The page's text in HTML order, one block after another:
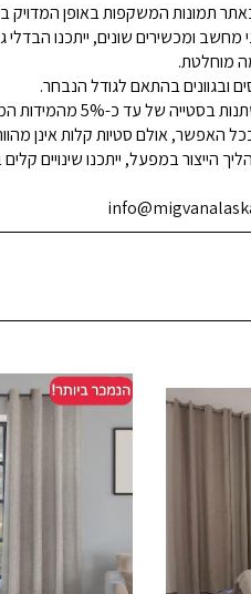
תמונות המשקפות באופן המדויק
ומכשירים שונים, ייתכנו הבדלי
מוחלטת.
ובגוונים בהתאם לגודל הנבחר.
עד כ-5% מהמידות המפורסמות.
האפשר, אולם סטיות קלות אינן
הייצור במפעל, ייתכנו שינויים קלים